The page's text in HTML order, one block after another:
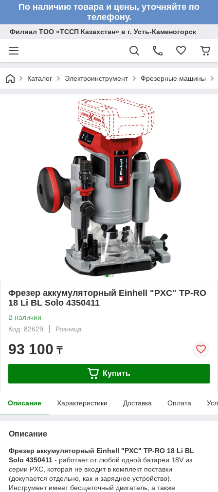
По наличию товара и цены, уточняйте по
телефону.
Филиал ТОО «ТССП Казахстан» в г. Усть-Каменогорск
Каталог Электроинструмент Фрезерные машины
Фрезер аккумуляторный Einhell "PXC" TP-RO
18 Li BL Solo 4350411
В наличии
Код: 82629
Розница
93 100 ₸
Купить
Описание Характеристики Доставка Оплата
Описание
Фрезер аккумуляторный Einhell "PXC" TP-RO 18 Li BL
Solo 4350411 - работает от любой одной батареи 18V из
серии PXC, которая не входит в комплект поставки
(докупается отдельно, как и зарядное устройство).
Инструмент имеет бесщеточный двигатель, а также